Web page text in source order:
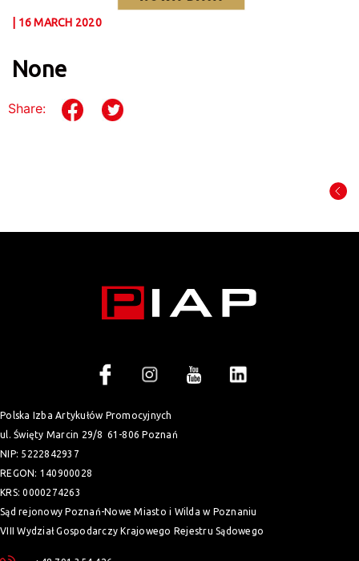
| 16 MARCH 2020
None
Share:
Polska Izba Artykułów Promocyjnych
ul. Święty Marcin 29/8 61-806 Poznań
NIP: 5222842937
REGON: 140900028
KRS: 0000274263
Sąd rejonowy Poznań-Nowe Miasto i Wilda w Poznaniu
VIII Wydział Gospodarczy Krajowego Rejestru Sądowego